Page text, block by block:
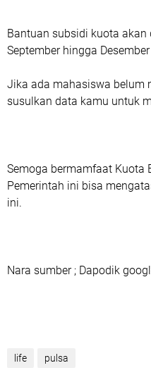
Bantuan subsidi kuota
September hingga
Jika ada mahasiswa belum
susulkan data kamu untuk
Semoga bermamfaat Kuota
Pemerintah ini bisa
ini.
Nara sumber ; Dapodik
life pulsa